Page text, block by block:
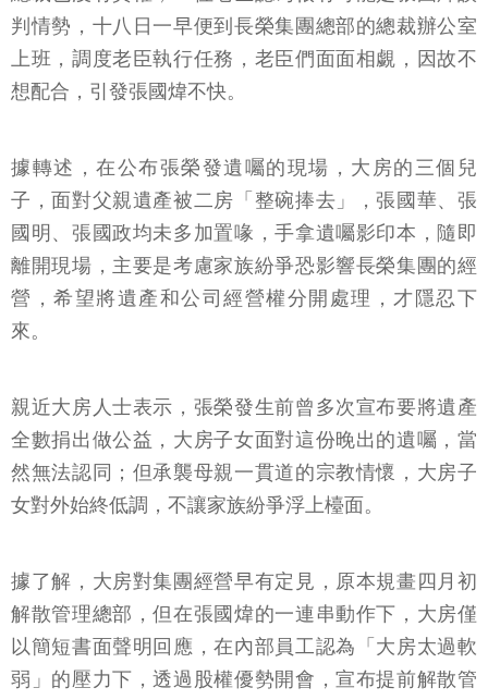
判情勢，十八日一早便到長榮集團總部的總裁辦公室
上班，調度老臣執行任務，老臣們面面相覷，因故不
想配合，引發張國煒不快。
據轉述，在公布張榮發遺囑的現場，大房的三個兒
子，面對父親遺產被二房「整碗捧去」，張國華、張
國明、張國政均未多加置喙，手拿遺囑影印本，隨即
離開現場，主要是考慮家族紛爭恐影響長榮集團的經
營，希望將遺產和公司經營權分開處理，才隱忍下
來。
親近大房人士表示，張榮發生前曾多次宣布要將遺產
全數捐出做公益，大房子女面對這份晚出的遺囑，當
然無法認同；但承襲母親一貫道的宗教情懷，大房子
女對外始終低調，不讓家族紛爭浮上檯面。
據了解，大房對集團經營早有定見，原本規畫四月初
解散管理總部，但在張國煒的一連串動作下，大房僅
以簡短書面聲明回應，在內部員工認為「大房太過軟
弱」的壓力下，透過股權優勢開會，宣布提前解散管